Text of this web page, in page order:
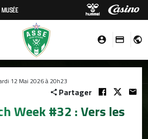
MUSÉE
12 Mai 2026 à 20h23
Partager
Week #32 : Vers les